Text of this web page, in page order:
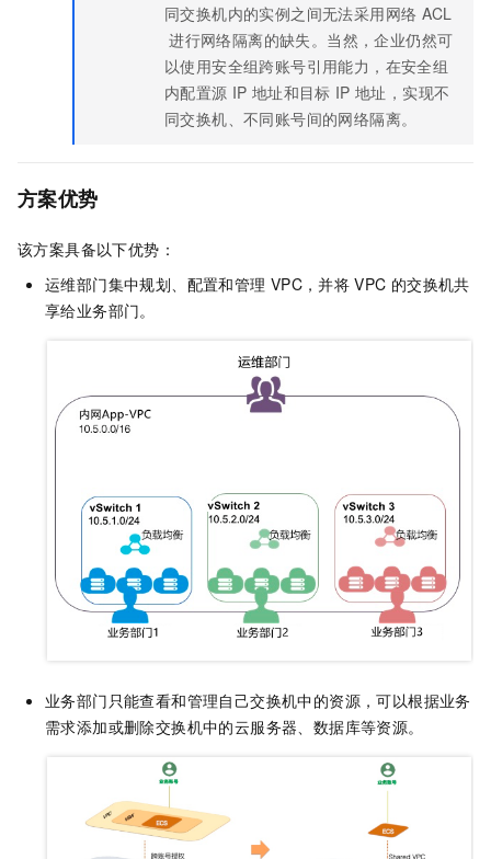
同交换机内的实例之间无法采用网络 ACL
进行网络隔离的缺失。当然，企业仍然可
以使用安全组跨账号引用能力，在安全组
内配置源 IP 地址和目标 IP 地址，实现不
同交换机、不同账号间的网络隔离。
方案优势
该方案具备以下优势：
运维部门集中规划、配置和管理 VPC，并将 VPC 的交换机共
享给业务部门。
业务部门只能查看和管理自己交换机中的资源，可以根据业务
需求添加或删除交换机中的云服务器、数据库等资源。